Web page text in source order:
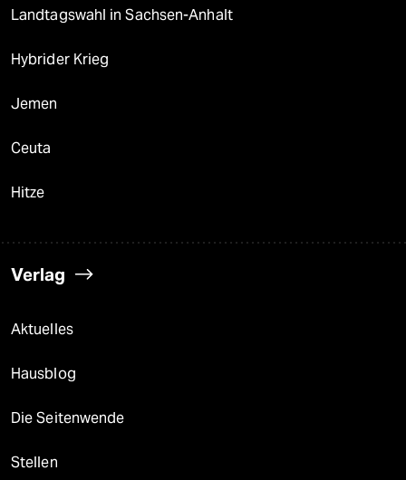
Landtagswahl in Sachsen-Anhalt
Hybrider Krieg
Jemen
Ceuta
Hitze
Verlag
Aktuelles
Hausblog
Die Seitenwende
Stellen